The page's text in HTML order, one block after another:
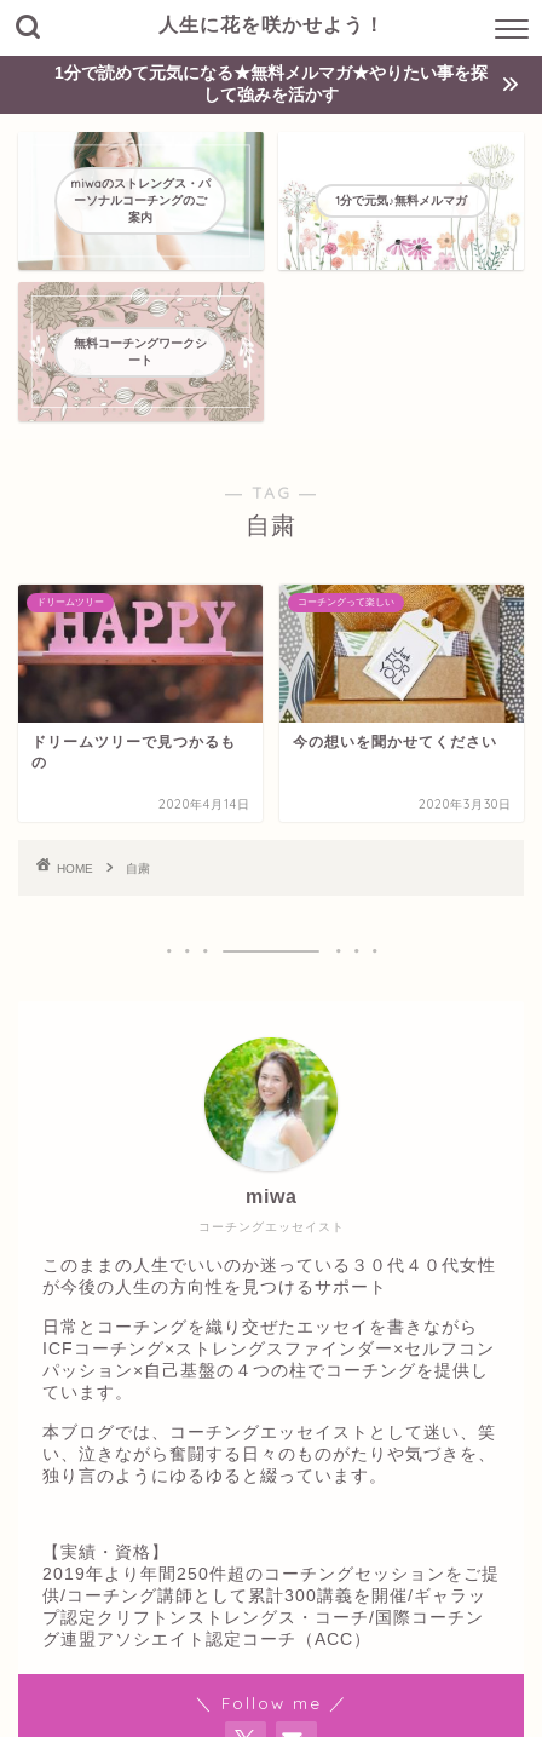
人生に花を咲かせよう！
1分で読めて元気になる★無料メルマガ★やりたい事を探
して強みを活かす
miwaのストレングス・パ
ーソナルコーチングのご
案内
1分で元気♪無料メルマガ
無料コーチングワークシ
ート
― TAG ―
自粛
ドリームツリー
ドリームツリーで見つかるも
の
2020年4月14日
コーチングって楽しい
今の想いを聞かせてください
2020年3月30日
HOME 自粛
コーチングエッセイスト
miwa
このままの人生でいいのか迷っている３０代４０代女性
が今後の人生の方向性を見つけるサポート
日常とコーチングを織り交ぜたエッセイを書きながら
ICFコーチング×ストレングスファインダー×セルフコン
パッション×自己基盤の４つの柱でコーチングを提供し
ています。
本ブログでは、コーチングエッセイストとして迷い、笑
い、泣きながら奮闘する日々のものがたりや気づきを、
独り言のようにゆるゆると綴っています。
【実績・資格】
2019年より年間250件超のコーチングセッションをご提
供/コーチング講師として累計300講義を開催/ギャラッ
プ認定クリフトンストレングス・コーチ/国際コーチン
グ連盟アソシエイト認定コーチ（ACC）
＼ Follow me ／